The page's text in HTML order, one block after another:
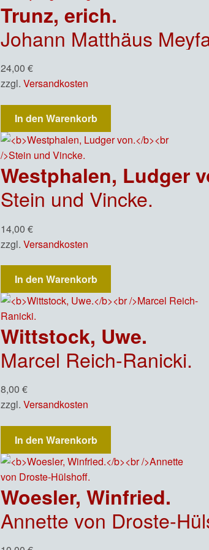
Trunz, erich.
Johann Matthäus Meyfart :
24,00€
zzgl.Versandkosten
In den Warenkorb
Westphalen, Ludger
Stein und Vincke.
14,00€
zzgl.Versandkosten
In den Warenkorb
Wittstock, Uwe.
Marcel Reich-Ranicki.
8,00€
zzgl.Versandkosten
In den Warenkorb
Woesler, Winfried.
Annette von Droste-